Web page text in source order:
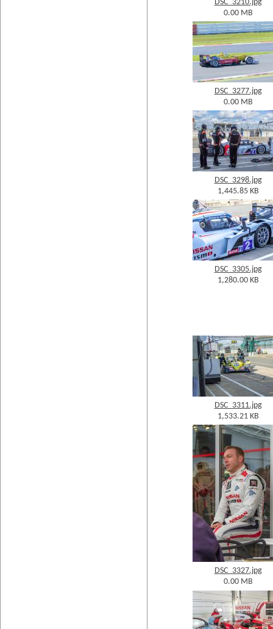
DSC_3210.jpg
0.00 MB
DSC_3277.jpg
0.00 MB
DSC_3298.jpg
1,445.85 KB
DSC_3305.jpg
1,280.00 KB
DSC_3311.jpg
1,533.21 KB
DSC_3327.jpg
0.00 MB